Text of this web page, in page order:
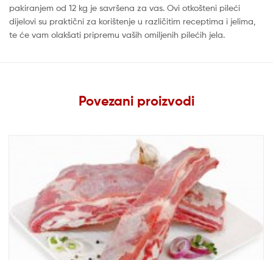
pakiranjem od 12 kg je savršena za vas. Ovi otkošteni pileći
dijelovi su praktični za korištenje u različitim receptima i jelima,
te će vam olakšati pripremu vaših omiljenih pilećih jela.
Povezani proizvodi